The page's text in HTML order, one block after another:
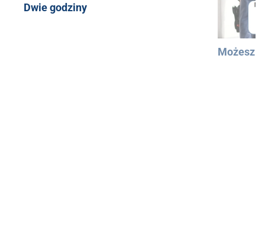
Dwie godziny
Możesz